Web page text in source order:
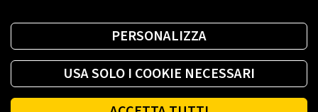
PERSONALIZZA
USA SOLO I COOKIE NECESSARI